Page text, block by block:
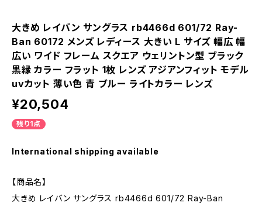
大きめ レイバン サングラス rb4466d 601/72 Ray-
Ban 60172 メンズ レディース 大きい L サイズ 幅広 幅
広い ワイド フレーム スクエア ウェリントン型 ブラック
黒縁 カラー フラット 1枚 レンズ アジアンフィット モデル
uvカット 薄い色 青 ブルー ライトカラー レンズ
¥20,504
残り1点
International shipping available
【商品名】
大きめ レイバン サングラス rb4466d 601/72 Ray-Ban